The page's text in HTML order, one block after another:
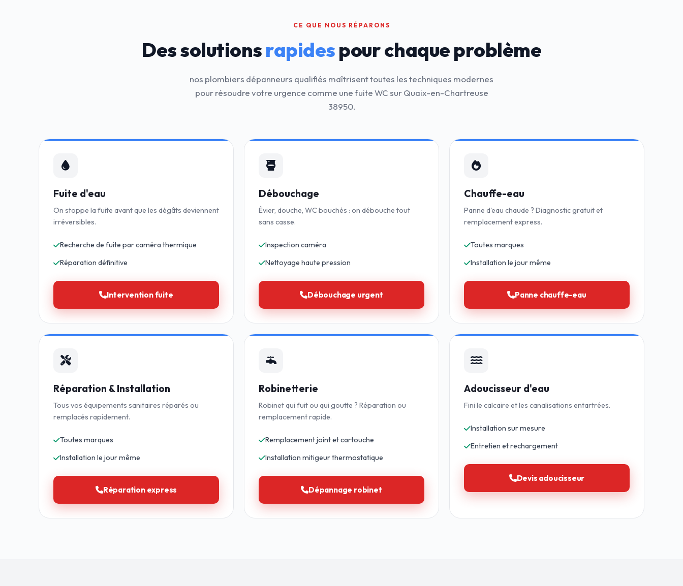
CE QUE NOUS RÉPARONS
Des solutionsrapidespour chaque problème
nos plombiers dépanneurs qualifiés maîtrisent toutes les techniques modernes
pour résoudre votre urgence comme une fuite WC sur Quaix-en-Chartreuse
38950.
Fuite d'eau
On stoppe la fuite avant que les dégâts deviennent
irréversibles.
Recherche de fuite par caméra thermique
Réparation définitive
Intervention fuite
Débouchage
Évier, douche, WC bouchés : on débouche tout
sans casse.
Inspection caméra
Nettoyage haute pression
Débouchage urgent
Chauffe-eau
Panne d'eau chaude ? Diagnostic gratuit et
remplacement express.
Toutes marques
Installation le jour même
Panne chauffe-eau
Réparation & Installation
Tous vos équipements sanitaires réparés ou
remplacés rapidement.
Toutes marques
Installation le jour même
Réparation express
Robinetterie
Robinet qui fuit ou qui goutte ? Réparation ou
remplacement rapide.
Remplacement joint et cartouche
Installation mitigeur thermostatique
Dépannage robinet
Adoucisseur d'eau
Fini le calcaire et les canalisations entartrées.
Installation sur mesure
Entretien et rechargement
Devis adoucisseur